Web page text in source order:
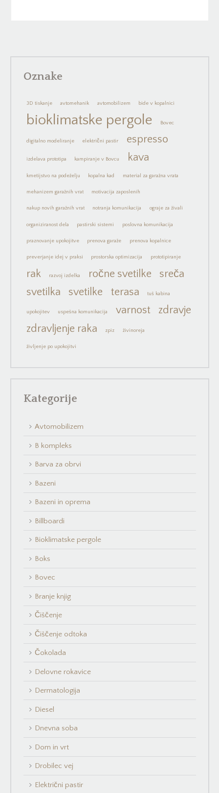
Oznake
3D tiskanje avtomehanik avtomobilizem bide v kopalnici
bioklimatske pergole Bovec
digitalno modeliranje električni pastir espresso
izdelava prototipa kampiranje v Bovcu kava
kmetijstvo na podeželju kopalna kad material za garažna vrata
mehanizem garažnih vrat motivacija zaposlenih
nakup novih garažnih vrat notranja komunikacija ograje za živali
organiziranost dela pastirski sistemi poslovna komunikacija
praznovanje upokojitve prenova garaže prenova kopalnice
preverjanje idej v praksi prostorska optimizacija prototipiranje
rak razvoj izdelka ročne svetilke
sreča
svetilka
svetilke terasa tuš kabina
upokojitev uspešna komunikacija varnost
zdravje
zdravljenje raka
zpiz živinoreja
življenje po upokojitvi
Kategorije
Avtomobilizem
B kompleks
Barva za obrvi
Bazeni
Bazeni in oprema
Billboardi
Bioklimatske pergole
Boks
Bovec
Branje knjig
Čiščenje
Čiščenje odtoka
Čokolada
Delovne rokavice
Dermatologija
Diesel
Dnevna soba
Dom in vrt
Drobilec vej
Električni pastir